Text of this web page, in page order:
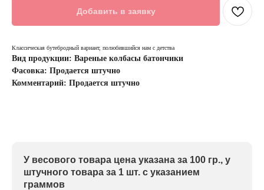
Добавить в заявку
Классическая бутебродный вариант, полюбившийся нам с детства
Вид продукции: Вареные колбасы батончики
Фасовка: Продается штучно
Комментарий: Продается штучно
У весового товара цена указана за 100 гр., у
штучного товара за 1 шт. с указанием
граммов